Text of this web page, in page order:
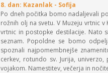
8. dan: Kazanlak - Sofija
Po dneh počitka bomo nadaljevali
rožnih olj na svetu. V Muzeju vrtnic
vrtnic in postopke destilacije. Nato
seznam. Popoldne se bomo
spoznali najpomembnejše
cerkev, rotundo sv. Jurija,
vojakom. Namestitev, večerja in